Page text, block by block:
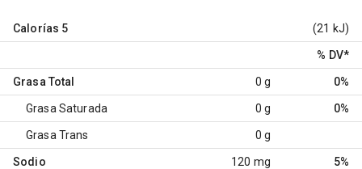
Calorías 5 (21 kJ)
% DV*
Grasa Total 0 g 0%
Grasa Saturada 0 g 0%
Grasa Trans 0 g
Sodio 120 mg 5%